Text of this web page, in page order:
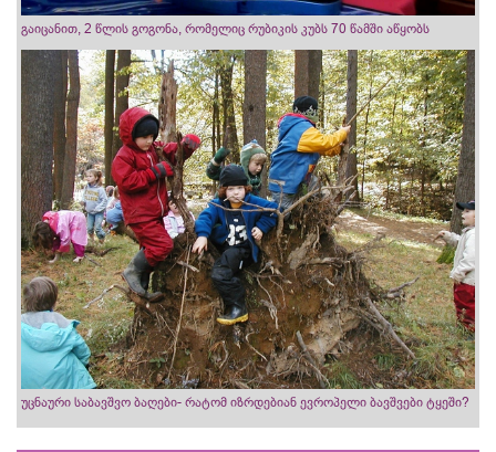
გაიცანით, 2 წლის გოგონა, რომელიც რუბიკის კუბს 70 წამში აწყობს
უცნაური საბავშვო ბაღები- რატომ იზრდებიან ევროპელი ბავშვები ტყეში?